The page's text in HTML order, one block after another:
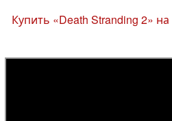
Купить «Death Stranding 2» на